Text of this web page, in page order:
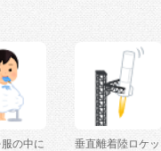
の中に
垂直離着陸ロケッ